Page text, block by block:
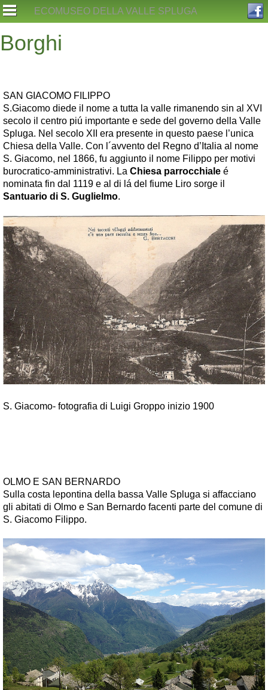
Skip
to
content
ECOMUSEO DELLA VALLE SPLUGA
Borghi
SAN GIACOMO FILIPPO
S.Giacomo diede il nome a tutta la valle rimanendo sin al XVI
secolo il centro piú importante e sede del governo della Valle
Spluga. Nel secolo XII era presente in questo paese l’unica
Chiesa della Valle. Con l´avvento del Regno d’Italia al nome
S. Giacomo, nel 1866, fu aggiunto il nome Filippo per motivi
burocratico-amministrativi. La Chiesa parrocchiale é
nominata fin dal 1119 e al di lá del fiume Liro sorge il
Santuario di S. Guglielmo.
S. Giacomo- fotografia di Luigi Groppo inizio 1900
OLMO E SAN BERNARDO
Sulla costa lepontina della bassa Valle Spluga si affacciano
gli abitati di Olmo e San Bernardo facenti parte del comune di
S. Giacomo Filippo.